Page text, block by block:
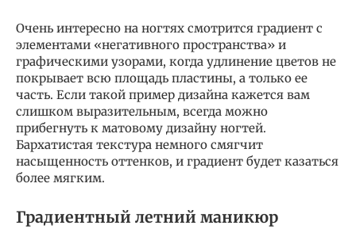
Очень интересно на ногтях смотрится градиент с
элементами «негативного пространства» и
графическими узорами, когда удлинение цветов не
покрывает всю площадь пластины, а только ее
часть. Если такой пример дизайна кажется вам
слишком выразительным, всегда можно
прибегнуть к матовому дизайну ногтей.
Бархатистая текстура немного смягчит
насыщенность оттенков, и градиент будет казаться
более мягким.
Градиентный летний маникюр